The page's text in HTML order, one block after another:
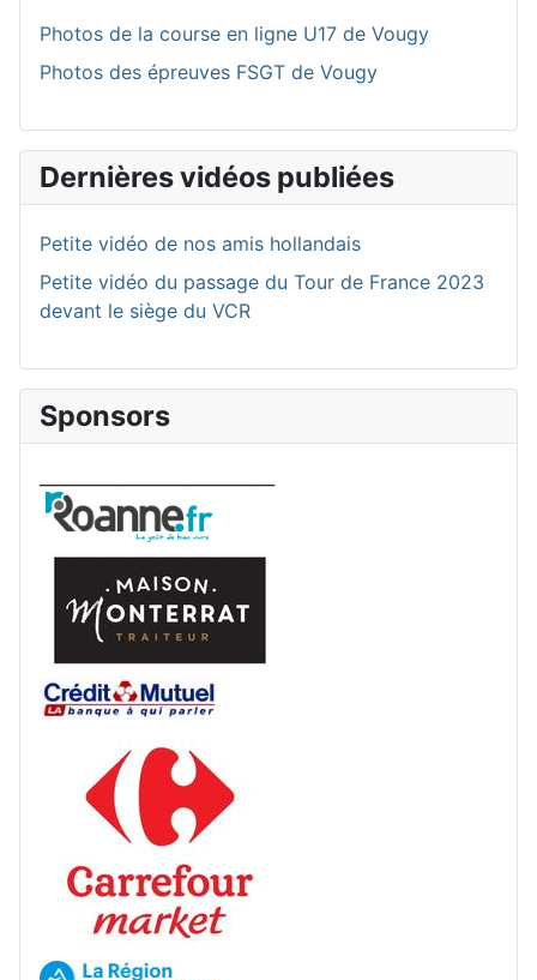
Photos de la course en ligne U17 de Vougy
Photos des épreuves FSGT de Vougy
Dernières vidéos publiées
Petite vidéo de nos amis hollandais
Petite vidéo du passage du Tour de France 2023
devant le siège du VCR
Sponsors